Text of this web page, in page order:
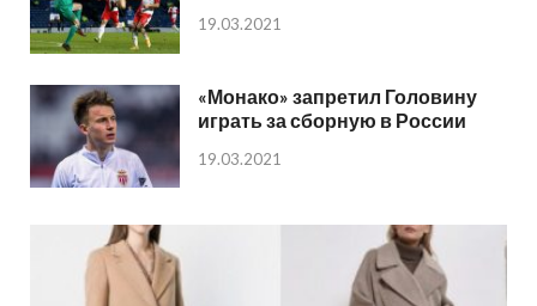
19.03.2021
«Монако» запретил Головину
играть за сборную в России
19.03.2021